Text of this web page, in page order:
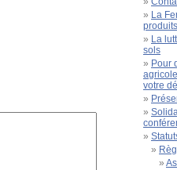
La
La
sols
Pour
votre